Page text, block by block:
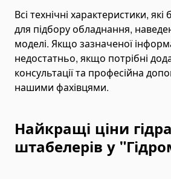
Pompa Hidrolik Loader
Коробки відбору потужності
Гідророзподільники
Моноблочні гідророзподільники
Гідророзподільники для самоскидів
Деталі для гідророзподільників
Angle Seat Valves
Всі технічні характеристики, які
для підбору обладнання,
моделі. Якщо зазначеної
недостатньо, якщо потрібні
консультації та професійна
нашими фахівцями.
Найкращі ціни
штабелерів у